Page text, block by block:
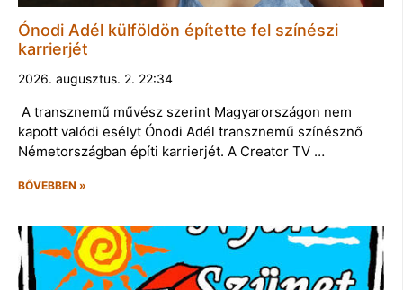
Ónodi Adél külföldön építette fel színészi
karrierjét
2026. augusztus. 2. 22:34
A transznemű művész szerint Magyarországon nem
kapott valódi esélyt Ónodi Adél transznemű színésznő
Németországban építi karrierjét. A Creator TV …
BŐVEBBEN »